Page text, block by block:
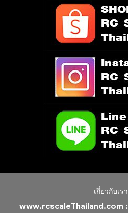
เกี่ยวกับเรา
www.rcscaleThailand.com :